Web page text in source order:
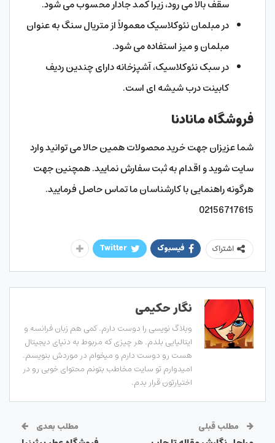
سقف بالا می رود، زیرا کمد جادار محسوب می شود.
در مبلمان نئوکلاسیک معمولاً از متریال سنگ به عنوان
مبلمان و میز استفاده می شود.
در سبک نئوکلاسیک، آشپزخانه دارای چندین ردیف
کابینت درب شیشه ای است.
فروشگاه مانادنا
شما عزیزان جهت خرید محصولات همین حالا می توانید وارد
سایت شوید و اقدام به ثبت سفارش نمایید. همچنین جهت
هرگونه راهنمایی با کارشناسان ما تماس حاصل فرمایید.
02156717615
اشتراک فیسبوک Twitter
نگار حکیمی
وبلاگ نویسی را دوست دارم. کمی هم زبان فرانسه و
ایتالیایی بلدم. هر چیزی که مربوط به دنیای دیجیتال
هست رو دوست دارم و میخوام در موردش بنویسم.
امیدوارم تو سایت مخاطب بتونم محتوای خوبی رو در
اختیارتون قرار بدم.
مطلب قبلی مطلب بعدی